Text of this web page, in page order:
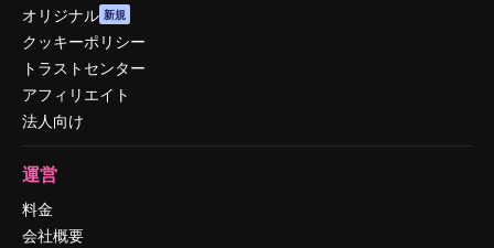
オリジナル 新規
クッキーポリシー
トラストセンター
アフィリエイト
法人向け
運営
料金
会社概要